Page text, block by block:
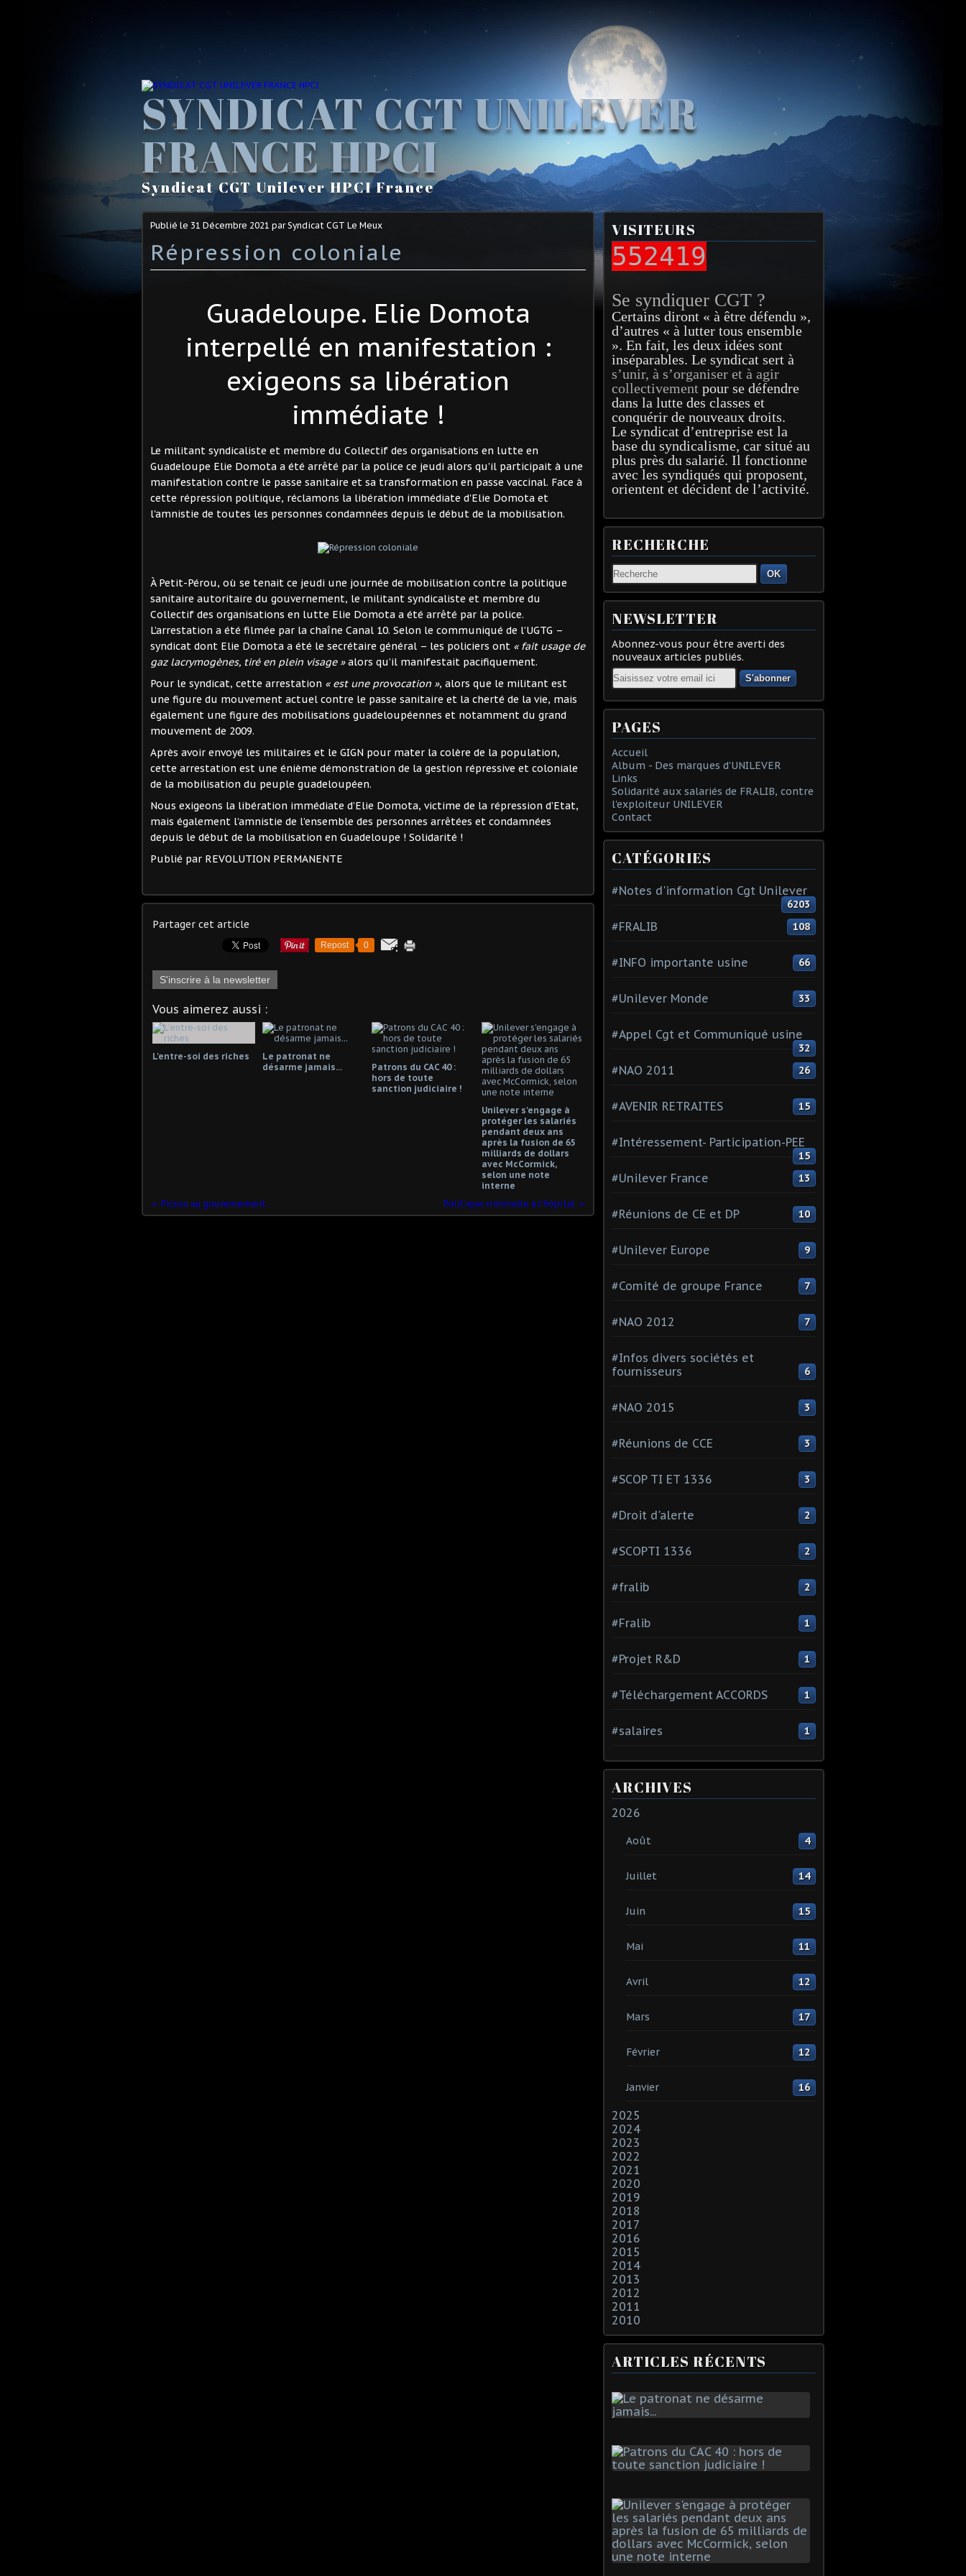
SYNDICAT CGT UNILEVER
FRANCE HPCI
Syndicat CGT Unilever HPCI France
Publié le 31 Décembre 2021 par Syndicat CGT Le Meux
Répression coloniale
Guadeloupe. Elie Domota
interpellé en manifestation :
exigeons sa libération
immédiate !
Le militant syndicaliste et membre du Collectif des organisations en lutte en
Guadeloupe Elie Domota a été arrêté par la police ce jeudi alors qu’il participait à une
manifestation contre le passe sanitaire et sa transformation en passe vaccinal. Face à
cette répression politique, réclamons la libération immédiate d'Elie Domota et
l'amnistie de toutes les personnes condamnées depuis le début de la mobilisation.
À Petit-Pérou, où se tenait ce jeudi une journée de mobilisation contre la politique
sanitaire autoritaire du gouvernement, le militant syndicaliste et membre du
Collectif des organisations en lutte Elie Domota a été arrêté par la police.
L’arrestation a été filmée par la chaîne Canal 10. Selon le communiqué de l’UGTG –
syndicat dont Elie Domota a été le secrétaire général – les policiers ont « fait usage de
gaz lacrymogènes, tiré en plein visage »alors qu’il manifestait pacifiquement.
Pour le syndicat, cette arrestation « est une provocation », alors que le militant est
une figure du mouvement actuel contre le passe sanitaire et la cherté de la vie, mais
également une figure des mobilisations guadeloupéennes et notamment du grand
mouvement de 2009.
Après avoir envoyé les militaires et le GIGN pour mater la colère de la population,
cette arrestation est une énième démonstration de la gestion répressive et coloniale
de la mobilisation du peuple guadeloupéen.
Nous exigeons la libération immédiate d’Elie Domota, victime de la répression d’Etat,
mais également l’amnistie de l’ensemble des personnes arrêtées et condamnées
depuis le début de la mobilisation en Guadeloupe ! Solidarité !
Publié par REVOLUTION PERMANENTE
Partager cet article
Repost 0
S'inscrire à la newsletter
Vous aimerez aussi :
L'entre-soi des riches
Le patronat ne
désarme jamais...
Patrons du CAC 40 :
hors de toute
sanction judiciaire !
Unilever s'engage à
protéger les salariés
pendant deux ans
après la fusion de 65
milliards de dollars
avec McCormick,
selon une note
interne
Picsou au gouvernement
Politique criminelle à l'hôpital
VISITEURS
552419
Se syndiquer CGT ?
Certains diront « à être défendu »,
d’autres « à lutter tous ensemble
». En fait, les deux idées sont
inséparables. Le syndicat sert à
s’unir, à s’organiser et à agir
collectivement pour se défendre
dans la lutte des classes et
conquérir de nouveaux droits.
Le syndicat d’entreprise est la
base du syndicalisme, car situé au
plus près du salarié. Il fonctionne
avec les syndiqués qui proposent,
orientent et décident de l’activité.
RECHERCHE
OK
NEWSLETTER
Abonnez-vous pour être averti des
nouveaux articles publiés.
Email
PAGES
Accueil
Album - Des marques d'UNILEVER
Links
Solidarité aux salariés de FRALIB, contre
l'exploiteur UNILEVER
Contact
CATÉGORIES
#Notes d'information Cgt Unilever
6203
#FRALIB 108
#INFO importante usine 66
#Unilever Monde 33
#Appel Cgt et Communiqué usine
32
#NAO 2011 26
#AVENIR RETRAITES 15
#Intéressement- Participation-PEE
15
#Unilever France 13
#Réunions de CE et DP 10
#Unilever Europe 9
#Comité de groupe France 7
#NAO 2012 7
#Infos divers sociétés et
fournisseurs
6
#NAO 2015 3
#Réunions de CCE 3
#SCOP TI ET 1336 3
#Droit d'alerte 2
#SCOPTI 1336 2
#fralib 2
#Fralib 1
#Projet R&D 1
#Téléchargement ACCORDS 1
#salaires 1
ARCHIVES
2026
Août 4
Juillet 14
Juin 15
Mai 11
Avril 12
Mars 17
Février 12
Janvier 16
2025
2024
2023
2022
2021
2020
2019
2018
2017
2016
2015
2014
2013
2012
2011
2010
ARTICLES RÉCENTS